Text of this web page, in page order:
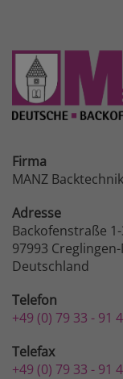
Firma
MANZ
Adresse
Backofenstraße
97993
Deutschland
Telefon
+49 (0) 79 33 - 91
Telefax
+49 (0) 79 33 - 91